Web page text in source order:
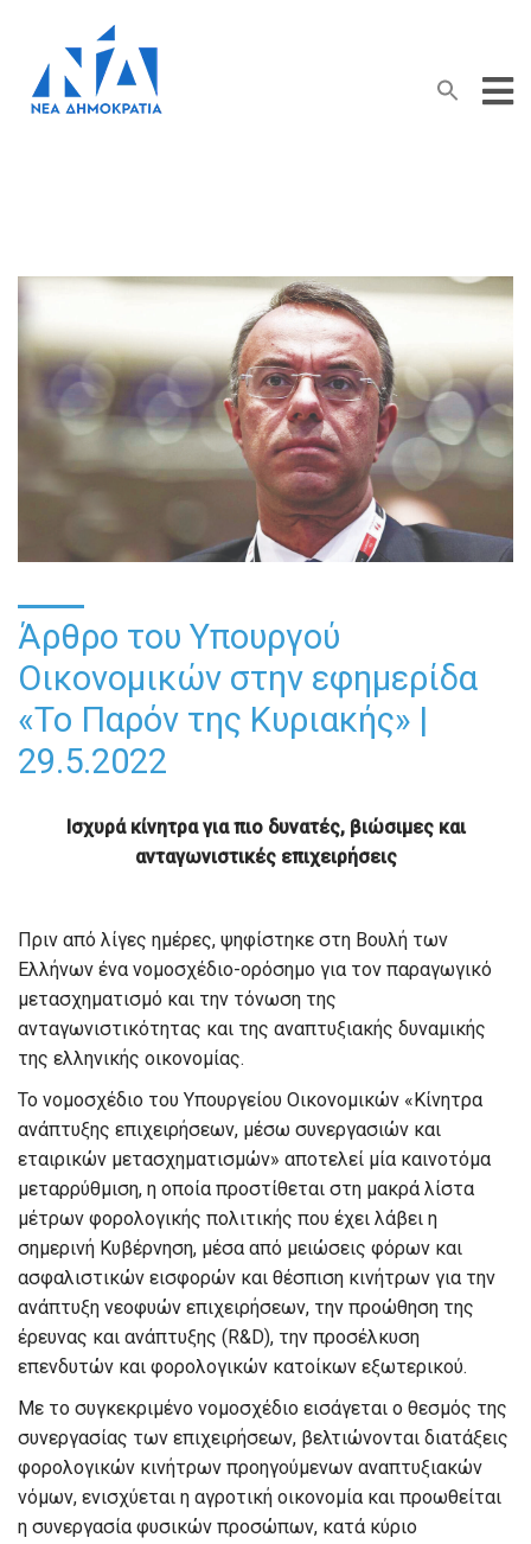
Search
for:
Search Button
Άρθρο του Υπουργού
Οικονομικών στην εφημερίδα
«Το Παρόν της Κυριακής» |
29.5.2022
Ισχυρά κίνητρα για πιο δυνατές, βιώσιμες και
ανταγωνιστικές επιχειρήσεις
Πριν από λίγες ημέρες, ψηφίστηκε στη Βουλή των
Ελλήνων ένα νομοσχέδιο-ορόσημο για τον παραγωγικό
μετασχηματισμό και την τόνωση της
ανταγωνιστικότητας και της αναπτυξιακής δυναμικής
της ελληνικής οικονομίας.
Το νομοσχέδιο του Υπουργείου Οικονομικών «Κίνητρα
ανάπτυξης επιχειρήσεων, μέσω συνεργασιών και
εταιρικών μετασχηματισμών» αποτελεί μία καινοτόμα
μεταρρύθμιση, η οποία προστίθεται στη μακρά λίστα
μέτρων φορολογικής πολιτικής που έχει λάβει η
σημερινή Κυβέρνηση, μέσα από μειώσεις φόρων και
ασφαλιστικών εισφορών και θέσπιση κινήτρων για την
ανάπτυξη νεοφυών επιχειρήσεων, την προώθηση της
έρευνας και ανάπτυξης (R&D), την προσέλκυση
επενδυτών και φορολογικών κατοίκων εξωτερικού.
Με το συγκεκριμένο νομοσχέδιο εισάγεται ο θεσμός της
συνεργασίας των επιχειρήσεων, βελτιώνονται διατάξεις
φορολογικών κινήτρων προηγούμενων αναπτυξιακών
νόμων, ενισχύεται η αγροτική οικονομία και προωθείται
η συνεργασία φυσικών προσώπων, κατά κύριο